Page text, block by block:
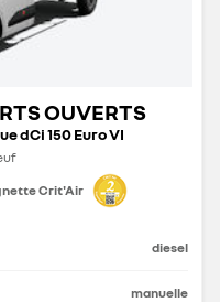
OUVERTS
dCi 150 Euro VI
Crit'Air
diesel
manuelle